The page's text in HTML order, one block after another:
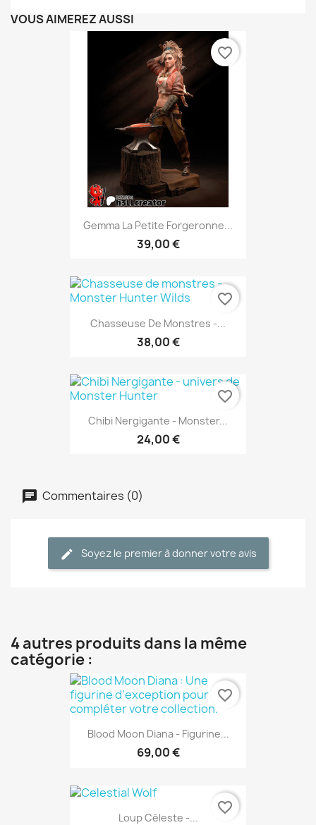
VOUS AIMEREZ AUSSI
Gemma La Petite Forgeronne...
39,00 €
favorite_border
Chasseuse De Monstres -...
38,00 €
favorite_border
Chibi Nergigante - Monster...
24,00 €
favorite_border
Commentaires (0)
Soyez le premier à donner votre avis
4 autres produits dans la même
catégorie :
Blood Moon Diana - Figurine...
69,00 €
favorite_border
Loup Céleste -...
favorite_border